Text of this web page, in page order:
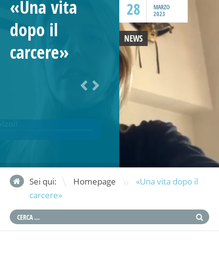
28
MARZO
2023
«Una vita
dopo il
carcere»
NEWS
Sei qui: Homepage »
«Una vita dopo il
carcere»